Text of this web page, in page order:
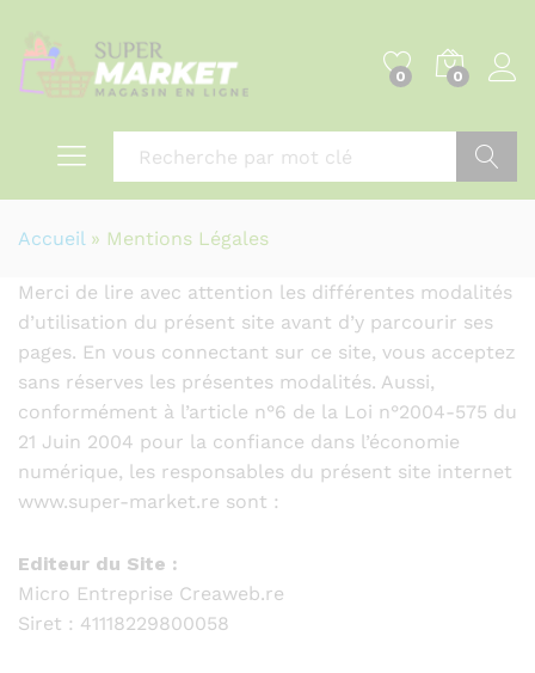
0 0
Accueil» Mentions Légales
Merci de lire avec attention les différentes modalités
d’utilisation du présent site avant d’y parcourir ses
pages. En vous connectant sur ce site, vous acceptez
sans réserves les présentes modalités. Aussi,
conformément à l’article n°6 de la Loi n°2004-575 du
21 Juin 2004 pour la confiance dans l’économie
numérique, les responsables du présent site internet
www.super-market.re sont :
Editeur du Site :
Micro Entreprise Creaweb.re
Siret : 41118229800058